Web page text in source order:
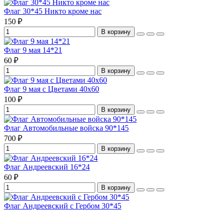
Флаг 30*45 Никто кроме нас
150 ₽
В корзину
Флаг 9 мая 14*21
60 ₽
В корзину
Флаг 9 мая с Цветами 40х60
100 ₽
В корзину
Флаг Автомобильные войска 90*145
700 ₽
В корзину
Флаг Андреевский 16*24
60 ₽
В корзину
Флаг Андреевский с Гербом 30*45